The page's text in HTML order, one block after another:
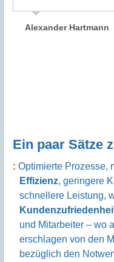
Alexander Hartmann
Ein paar Sätze
Optimierte Prozesse,
Effizienz, geringere
schnellere Leistung,
und Mitarbeiter – wo
erschlagen von den
bezüglich den